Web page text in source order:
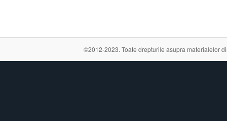
©2012-2023. Toate drepturile asupra materialelor